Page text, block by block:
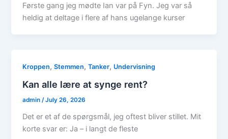
Første gang jeg mødte Ian var på Fyn. Jeg var så
heldig at deltage i flere af hans ugelange kurser
Kroppen,Stemmen,Tanker, Undervisning
Kan alle lære at synge rent?
admin/July 26, 2026
Det er et af de spørgsmål, jeg oftest bliver stillet. Mit
korte svar er: Ja – i langt de fleste